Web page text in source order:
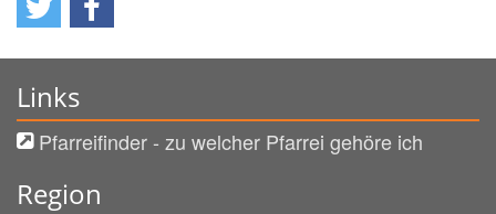
Links
Pfarreifinder - zu welcher Pfarrei gehöre ich
Region